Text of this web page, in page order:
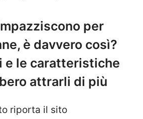
per
è davvero così?
e le caratteristiche
attrarli di più
riporta il sito